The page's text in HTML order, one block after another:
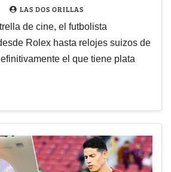
LAS DOS ORILLAS
de cine, el futbolista
Rolex hasta relojes suizos de
el que tiene plata